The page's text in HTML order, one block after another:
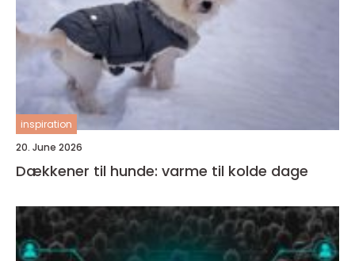
inspiration
20. June 2026
Dækkener til hunde: varme til kolde dage